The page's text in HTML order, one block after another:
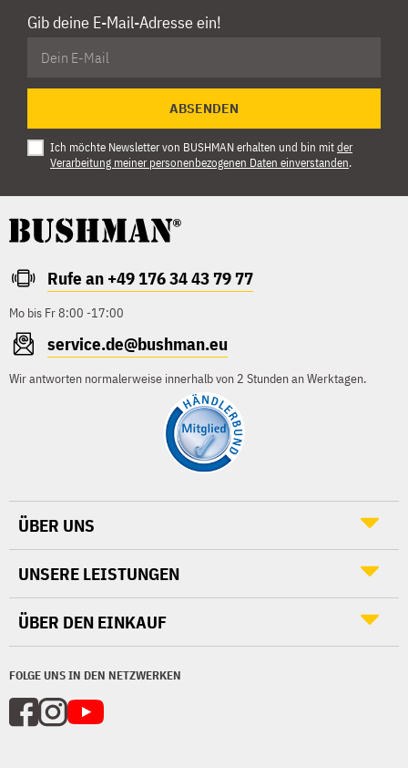
Gib deine E-Mail-Adresse ein!
ABSENDEN
Ich möchte Newsletter von BUSHMAN erhalten und bin mitder
Verarbeitung meiner personenbezogenen Daten einverstanden.
Rufe an +49 176 34 43 79 77
Mo bis Fr 8:00 -17:00
service.de@bushman.eu
Wir antworten normalerweise innerhalb von 2 Stunden an Werktagen.
FOLGE UNS IN DEN NETZWERKEN
ÜBER UNS
UNSERE LEISTUNGEN
ÜBER DEN EINKAUF